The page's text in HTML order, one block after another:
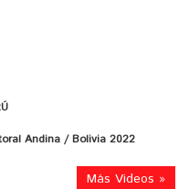
Andina / Bolivia 2022
Más Videos »